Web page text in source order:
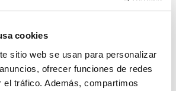
cookies
sitio web se usan para personalizar
ofrecer funciones de redes
el tráfico. Además, compartimos